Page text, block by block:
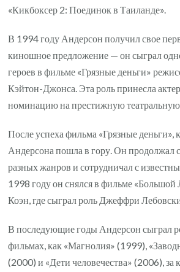
«Кикбоксер 2: Поединок в Таиланде».
В 1994 году Андерсон получил свое
киношное предложение — он сыграл
героев в фильме «Грязные деньги»
Кэйтон-Джонса. Эта роль принесла
номинацию на престижную
После успеха фильма «Грязные деньги»,
Андерсона пошла в гору. Он продолжал
разных жанров и сотрудничал с
1998 году он снялся в фильме «Большой
Коэн, где сыграл роль Джеффри
В последующие годы Андерсон сыграл
фильмах, как «Магнолия» (1999),
(2000) и «Дети человечества» (2006), за